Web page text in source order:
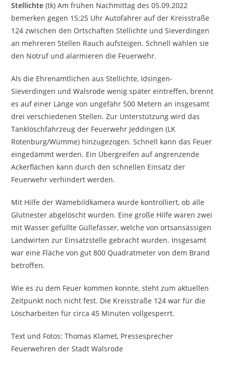
Stellichte(tk) Am frühen Nachmittag des 05.09.2022
bemerken gegen 15:25 Uhr Autofahrer auf der Kreisstraße
124 zwischen den Ortschaften Stellichte und Sieverdingen
an mehreren Stellen Rauch aufsteigen. Schnell wählen sie
den Notruf und alarmieren die Feuerwehr.
Als die Ehrenamtlichen aus Stellichte, Idsingen-
Sieverdingen und Walsrode wenig später eintreffen, brennt
es auf einer Länge von ungefähr 500 Metern an insgesamt
drei verschiedenen Stellen. Zur Unterstützung wird das
Tanklöschfahrzeug der Feuerwehr Jeddingen (LK
Rotenburg/Wümme) hinzugezogen. Schnell kann das Feuer
eingedämmt werden. Ein Übergreifen auf angrenzende
Ackerflächen kann durch den schnellen Einsatz der
Feuerwehr verhindert werden.
Mit Hilfe der Wämebildkamera wurde kontrolliert, ob alle
Glutnester abgelöscht wurden. Eine große Hilfe waren zwei
mit Wasser gefüllte Güllefässer, welche von ortsansässigen
Landwirten zur Einsatzstelle gebracht wurden. Insgesamt
war eine Fläche von gut 800 Quadratmeter von dem Brand
betroffen.
Wie es zu dem Feuer kommen konnte, steht zum aktuellen
Zeitpunkt noch nicht fest. Die Kreisstraße 124 war für die
Löscharbeiten für circa 45 Minuten vollgesperrt.
Text und Fotos: Thomas Klamet, Pressesprecher
Feuerwehren der Stadt Walsrode